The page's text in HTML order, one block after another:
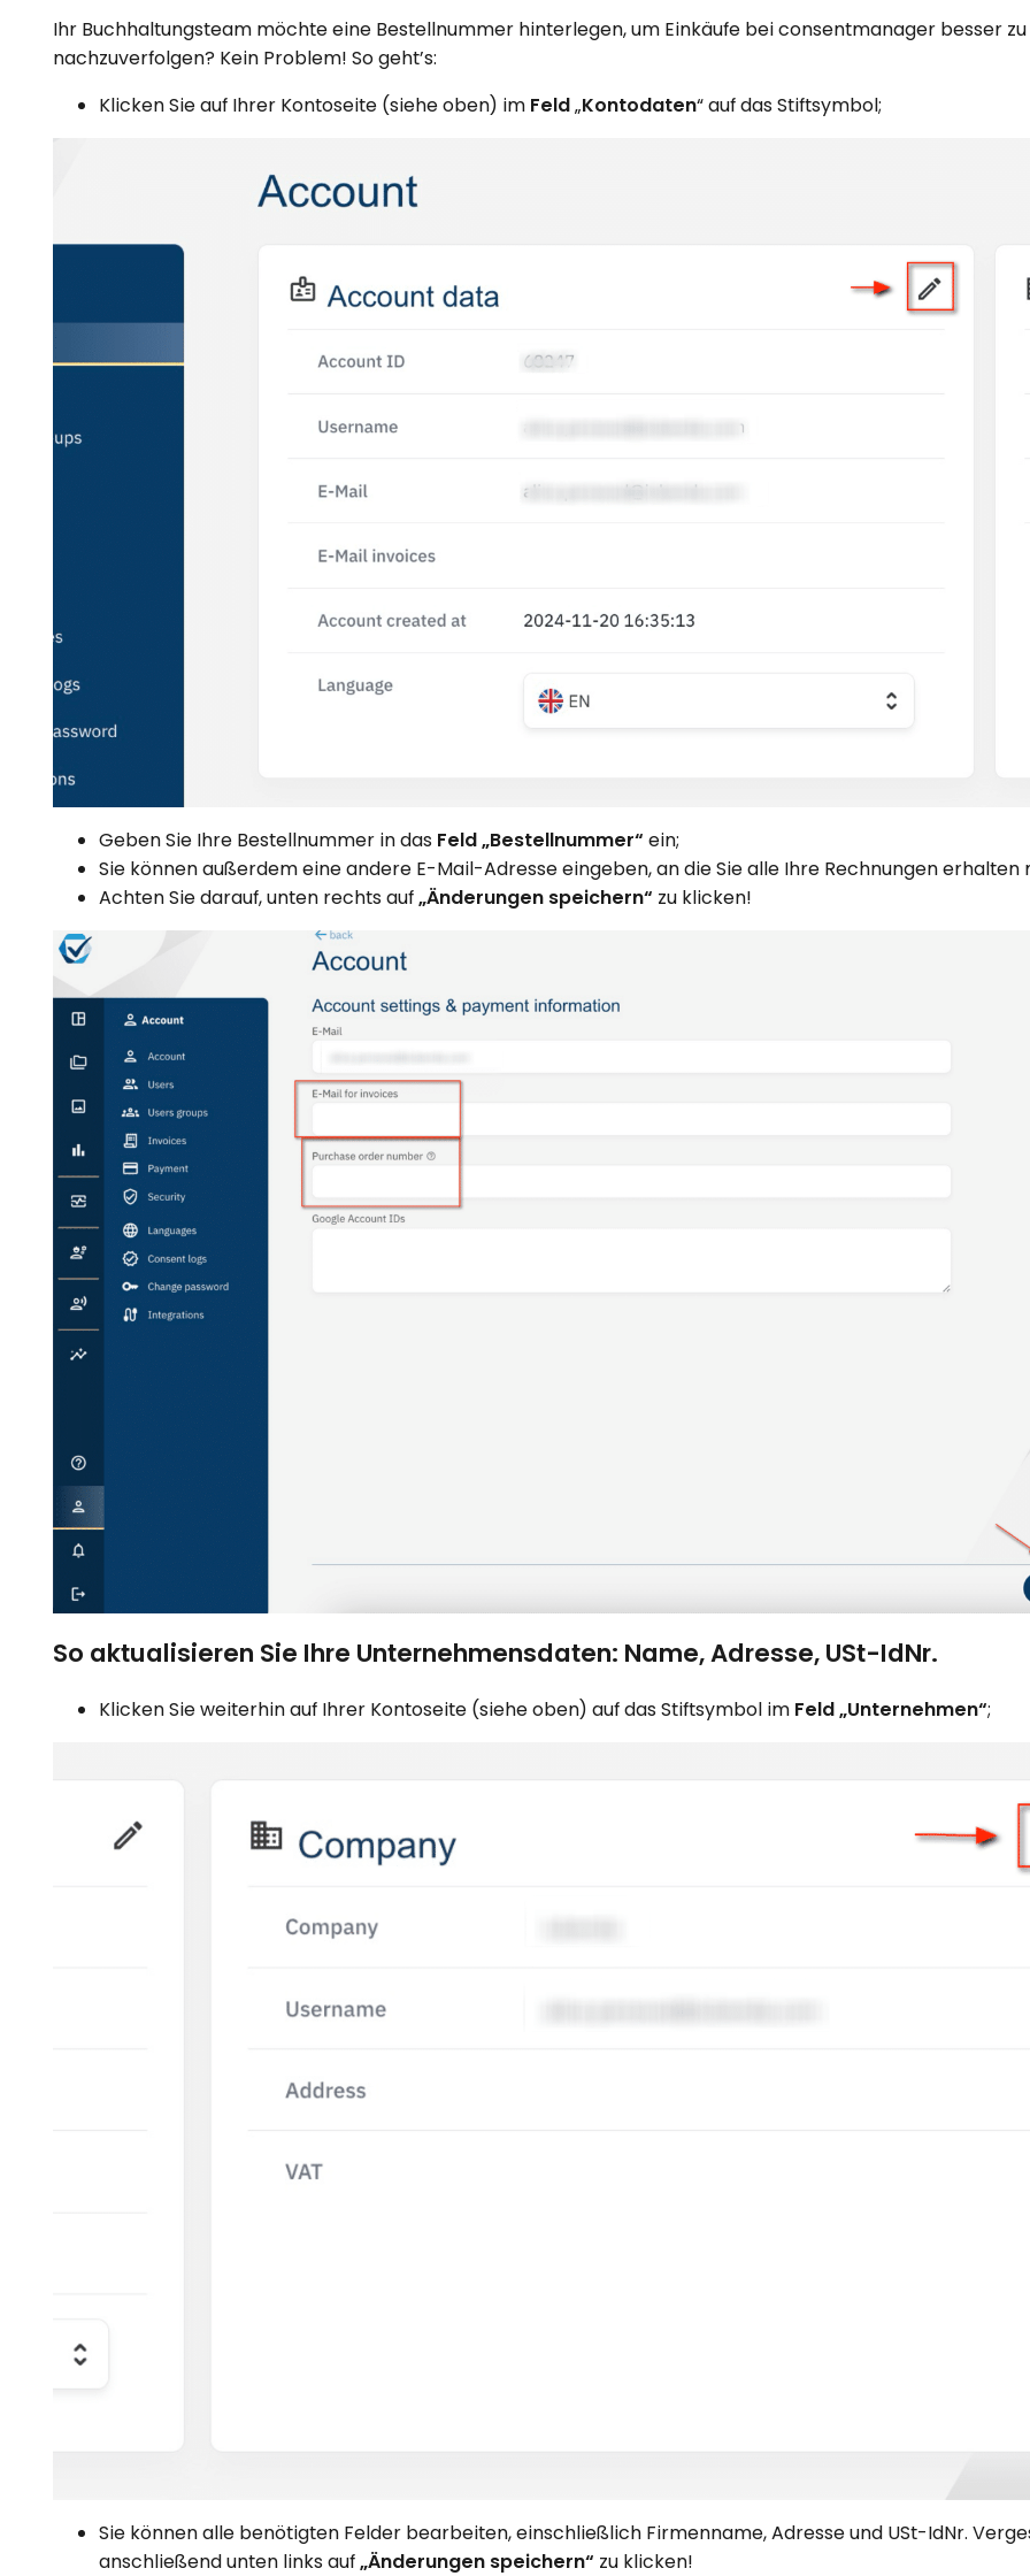
Ihr Buchhaltungsteam möchte eine Bestellnummer hinterlegen, um Einkäufe bei consentmanager besser
nachzuverfolgen? Kein Problem! So geht’s:
Klicken Sie auf Ihrer Kontoseite (siehe oben) im Feld„Kontodaten“ auf das Stiftsymbol;
Geben Sie Ihre Bestellnummer in das Feld „Bestellnummer“ ein;
Sie können außerdem eine andere E-Mail-Adresse eingeben, an die Sie alle Ihre Rechnungen erhalten
Achten Sie darauf, unten rechts auf„Änderungen speichern“ zu klicken!
So aktualisieren Sie Ihre Unternehmensdaten: Name, Adresse, USt-IdNr.
Klicken Sie weiterhin auf Ihrer Kontoseite (siehe oben) auf das Stiftsymbol im Feld„Unternehmen“;
Sie können alle benötigten Felder bearbeiten, einschließlich Firmenname, Adresse und USt-IdNr.
anschließend unten links auf„Änderungen speichern“ zu klicken!